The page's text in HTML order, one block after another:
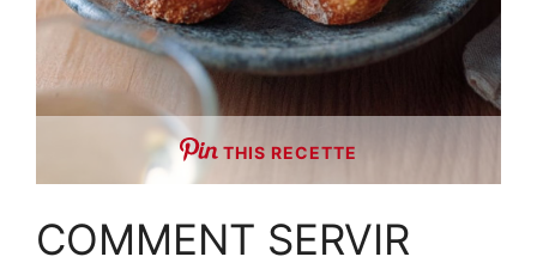
THIS RECETTE
COMMENT SERVIR